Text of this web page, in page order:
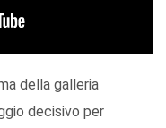
della galleria
decisivo per